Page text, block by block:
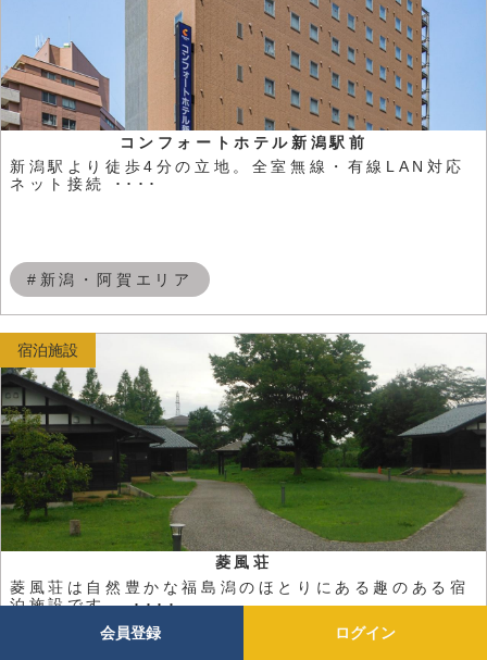
会員登録 ログイン
コンフォートホテル新潟駅前
新潟駅より徒歩4分の立地。全室無線・有線LAN対応
ネット接続 ････
#新潟・阿賀エリア
菱風荘
菱風荘は自然豊かな福島潟のほとりにある趣のある宿
泊施設です。 ････
宿泊施設